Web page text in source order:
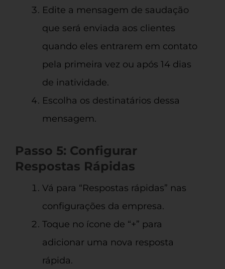
Edite a mensagem de saudação
que será enviada aos clientes
quando eles entrarem em contato
pela primeira vez ou após 14 dias
de inatividade.
Escolha os destinatários dessa
mensagem.
Passo 5: Configurar
Respostas Rápidas
Vá para “Respostas rápidas” nas
configurações da empresa.
Toque no ícone de “+” para
adicionar uma nova resposta
rápida.